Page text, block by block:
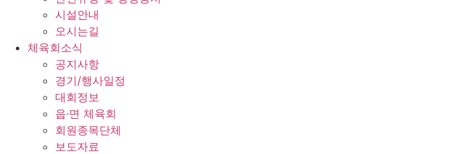
시설안내
오시는길
체육회소식
공지사항
경기/행사일정
대회정보
읍·면 체육회
회원종목단체
보도자료